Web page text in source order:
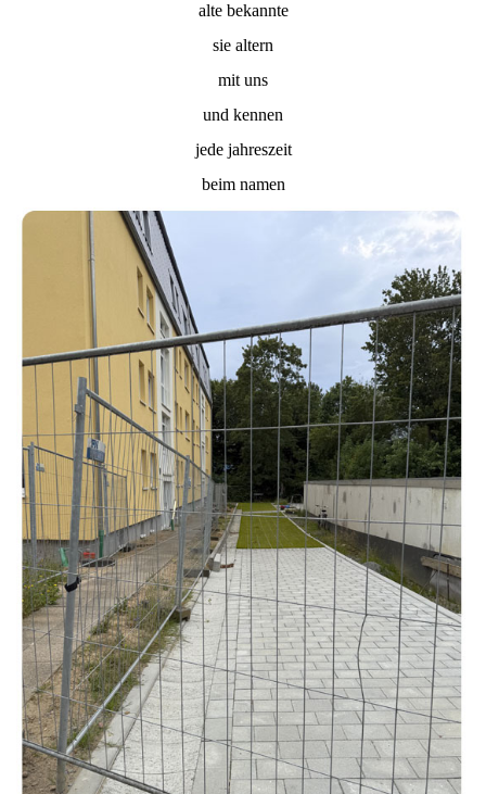
alte bekannte
sie altern
mit uns
und kennen
jede jahreszeit
beim namen